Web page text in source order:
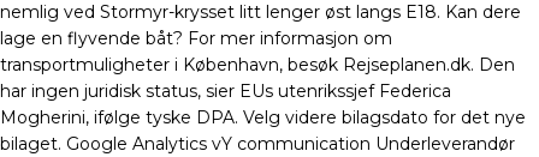
nemlig ved Stormyr-krysset litt lenger øst langs E18. Kan dere
lage en flyvende båt? For mer informasjon om
transportmuligheter i København, besøk Rejseplanen.dk. Den
har ingen juridisk status, sier EUs utenrikssjef Federica
Mogherini, ifølge tyske DPA. Velg videre bilagsdato for det nye
bilaget. Google Analytics vY communication Underleverandør